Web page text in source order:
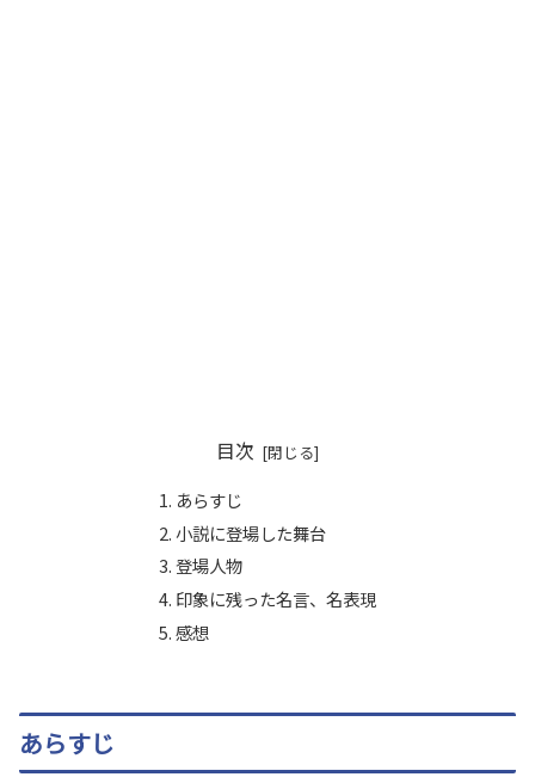
目次
あらすじ
小説に登場した舞台
登場人物
印象に残った名言、名表現
感想
あらすじ